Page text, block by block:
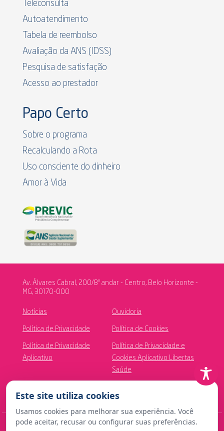
Teleconsulta
Autoatendimento
Tabela de reembolso
Avaliação da ANS (IDSS)
Pesquisa de satisfação
Acesso ao prestador
Papo Certo
Sobre o programa
Recalculando a Rota
Uso consciente do dinheiro
Amor à Vida
Av. Álvares Cabral, 200/8º andar - Centro, Belo Horizonte -
MG, 30170-000
Notícias Ouvidoria
Política de Privacidade Política de Cookies
Política de Privacidade
Aplicativo
Política de Privacidade e
Cookies Aplicativo Libertas
Saúde
Este site utiliza cookies
Usamos cookies para melhorar sua experiência. Você
pode aceitar, recusar ou configurar suas preferências.